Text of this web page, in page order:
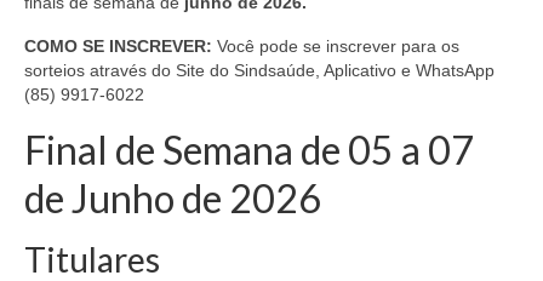
COMO SE INSCREVER: Você pode se inscrever para os
sorteios através do Site do Sindsaúde, Aplicativo e WhatsApp
(85) 9917-6022
Final de Semana de 05 a 07
de Junho de 2026
Titulares